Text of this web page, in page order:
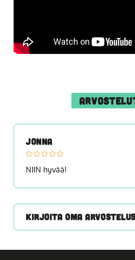
JONNA
NIIN hyvää!
KIRJOITA OMA